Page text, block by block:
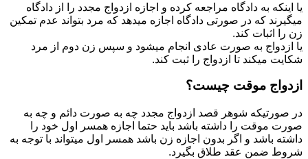
یا اینکه به دادگاه مراجعه کرده و اجازه ازدواج مجدد را از دادگاه
میگیرند که در صورتی دادگاه اجازه میدهد که مرد بتواند عدم تمکین
زن را اثبات کند.
یا ازدواج به صورت عادی انجام میشود و سپس زن دوم از مرد
شکایت میکند تا ازدواج را ثبت کند.
ازدواج موقت چیست؟
در صورتیکه شوهر قصد ازدواج مجدد چه به صورت دائم و چه به
صورت موقت را داشته باشد باید حتما اجازه همسر اول خود را
داشته باشد و اگر بدون اجازه زن باشد همسر اول میتواند با توجه به
شروط ضمن عقد طلاق بگیرد.